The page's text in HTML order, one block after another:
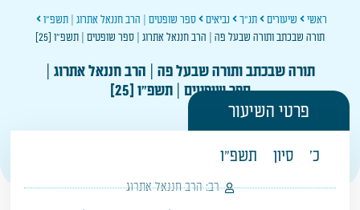
ראשי שיעורים תנ"ך נביאים
ספר שופטים | הרב חננאל אתרוג | תשפ"ו
תורה שבכתב ותורה שבעל פה | הרב חננאל אתרוג | ספר שופטים | תשפ"ו [25]
תורה שבכתב ותורה שבעל פה | הרב חננאל אתרוג |
ספר שופטים | תשפ"ו [25]
פרטי השיעור
כ' סיון תשפ"ו
רב: הרב חננאל אתרוג